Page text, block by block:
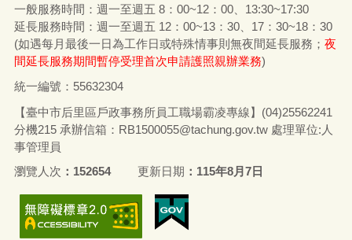
一般服務時間：週一至週五 8： 00~12： 00、 13:30~17:30
延長服務時間：週一至週五 12： 00~13： 30、 17： 30~18： 30
(如遇每月最後一日為工作日或特殊情事則無夜間延長服務； 夜
間延長服務期間暫停受理首次申請護照親辦業務)
統一編號：55632304
【臺中市后里區戶政事務所員工職場霸凌專線】(04)25562241
分機215 承辦信箱：RB1500055@tachung.gov.tw 處理單位:人
事管理員
瀏覽人次
152654 更新日期 115年8月7日